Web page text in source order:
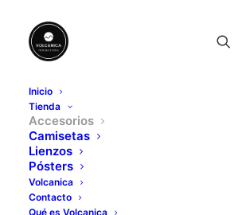
Inicio
Tienda
Accesorios
Camisetas
Lienzos
Pósters
Volcanica
Contacto
Qué es Volcanica